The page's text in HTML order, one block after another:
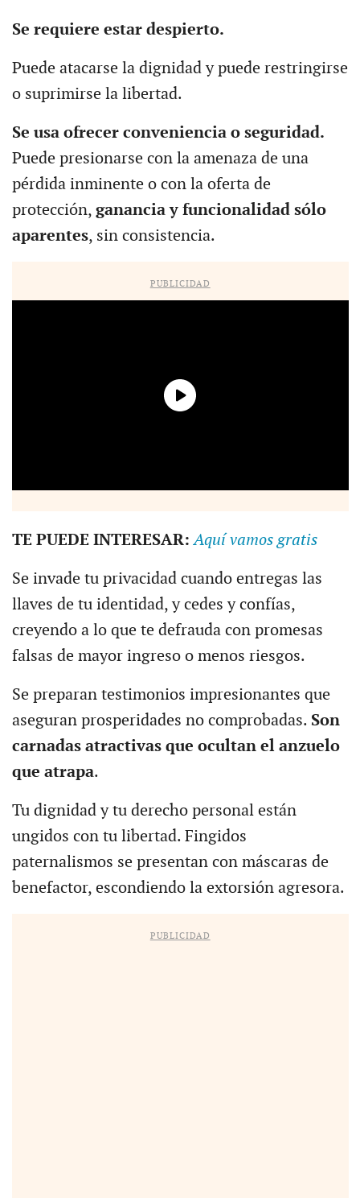
Se requiere estar despierto.
Puede atacarse la dignidad y puede restringirse
o suprimirse la libertad.
Se usa ofrecer conveniencia o seguridad.
Puede presionarse con la amenaza de una
pérdida inminente o con la oferta de
protección, ganancia y funcionalidad sólo
aparentes, sin consistencia.
PUBLICIDAD
TE PUEDE INTERESAR: Aquí vamos gratis
Se invade tu privacidad cuando entregas las
llaves de tu identidad, y cedes y confías,
creyendo a lo que te defrauda con promesas
falsas de mayor ingreso o menos riesgos.
Se preparan testimonios impresionantes que
aseguran prosperidades no comprobadas. Son
carnadas atractivas que ocultan el anzuelo
que atrapa.
Tu dignidad y tu derecho personal están
ungidos con tu libertad. Fingidos
paternalismos se presentan con máscaras de
benefactor, escondiendo la extorsión agresora.
PUBLICIDAD